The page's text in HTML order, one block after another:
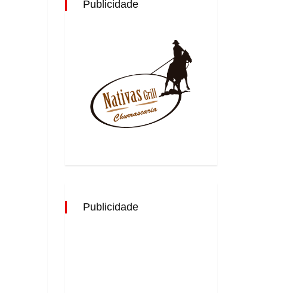
Publicidade
Publicidade